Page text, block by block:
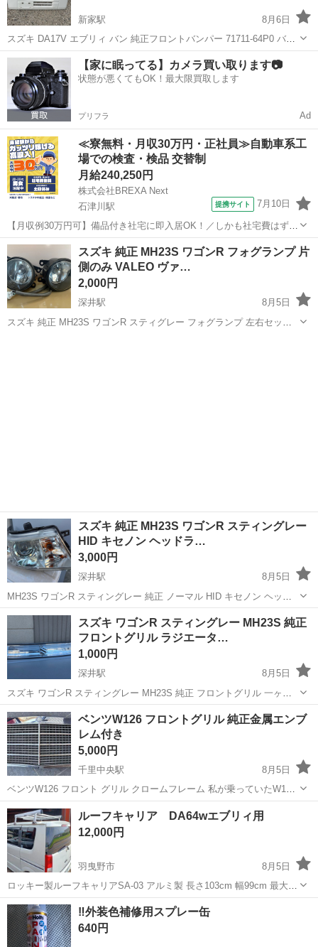
新家駅
8月6日
スズキ DA17V エブリィ バン 純正フロントバンパー 71711-64P0 バン
パー エブリー エヴリィ エヴリー ホワイト 白 フロントバンパー 2.3箇
所 傷あり
大阪 泉南市 新家駅 外装、車外用品 バンパー
【家に眠ってる】カメラ買い取ります📷
状態が悪くてもOK！最大限買取します
プリフラ Ad
≪寮無料・月収30万円・正社員≫自動車系工
場での検査・検品 交替制
月給240,250円
株式会社BREXA Next
石津川駅
提携サイト 7月10日
【月収例30万円可】備品付き社宅に即入居OK！／しかも社宅費はずっ
と無料♪／トラクタ本体の製造／資格経験不問★異業種からの転職活躍
中！／赴任旅費会社負担／工場まで無料送迎あり◎《大阪府堺市》 人
気の工場のお仕事 ◇トラクタ...
大阪 堺市 石津川駅 その他
スズキ 純正 MH23S ワゴンR フォグランプ 片
側のみ VALEO ヴァ…
2,000円
深井駅
8月5日
スズキ 純正 MH23S ワゴンR スティグレー フォグランプ 左右セット‼️
スズキ 純正 MH23S ワゴンR スティングレー
HID キセノン ヘッドラ…
3,000円
深井駅
8月5日
MH23S ワゴンR スティングレー 純正 ノーマル HID キセノン ヘッド
ランプ ヘッドライト 右 KOITO 100-59191 点灯OK / 2T7-1000 状態詳
細 ■ 商品概要 ワゴンRスティングレー（MH23...
大阪 堺市 深井駅 外装、車外用品
スズキ ワゴンR スティングレー MH23S 純正
フロントグリル ラジエータ…
1,000円
深井駅
8月5日
スズキ ワゴンR スティングレー MH23S 純正 フロントグリル 一ヶ所
数ミリ飛び石あり 汚れありますが割れなどございません‼️ 指定場所に
で手渡しのお取りとなります
大阪 堺市 外装、車外用品
ベンツW126 フロントグリル 純正金属エンブ
レム付き
5,000円
千里中央駅
8月5日
ベンツW126 フロント グリル クロームフレーム 私が乗っていたW126
560SE 1990年型に付けていたフロントマスクです。写真にある数ヵ所
のへこみがありますが使用にはまったく問題がありません。 メッキ部
分など曇り...
大阪 箕面市 千里中央駅
ルーフキャリア DA64wエブリィ用
12,000円
羽曳野市
8月5日
ロッキー製ルーフキャリアSA-03 アルミ製 長さ103cm 幅99cm 最大積
載60kg 所々キズありますが特に不具合なく使えます。 羽曳野市まで
取りに来れる方で宜しくお願い致します。
大阪 羽曳野市 外装、車外用品
‼️外装色補修用スプレー缶
640円